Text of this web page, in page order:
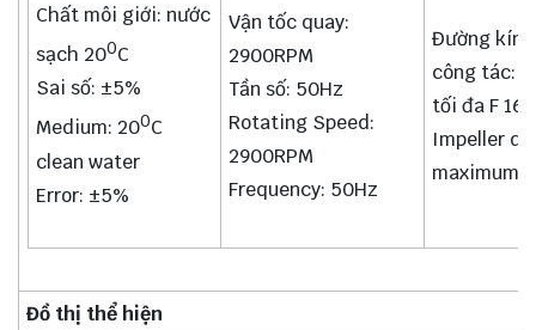
Chất môi giới: nước
sạch 200C
Sai số: ±5%
Medium: 200C
clean water
Error: ±5%
Vận tốc quay:
2900RPM
Tần số: 50Hz
Rotating Speed:
2900RPM
Frequency: 50Hz
Đường
công tác:
tối đa F
Impeller
maximum
Đồ thị thể hiện